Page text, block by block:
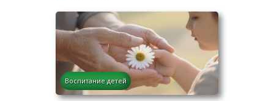
Воспитание детей